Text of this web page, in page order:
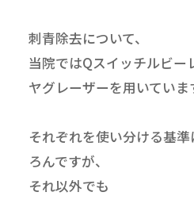
刺青除去について、
当院ではQスイッチルビー
ヤグレーザーを用いていま
それぞれを使い分ける基
ろんですが、
それ以外でも